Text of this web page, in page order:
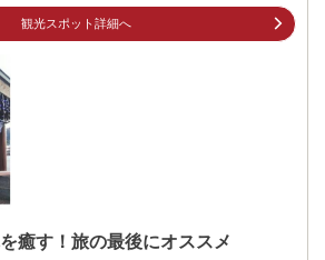
路今市ICより車で約20分
機関
らタクシーで約5分
街を見渡せる！山頂ではサルとも触れ合える
があります。最新の内容はご利用前にご自身でお
が混ざっております。正しい金額はご利用前にご
観光スポット詳細へ
癒す！旅の最後にオススメ